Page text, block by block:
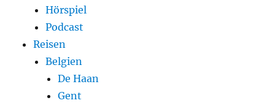
Hörspiel
Podcast
Reisen
Belgien
De Haan
Gent